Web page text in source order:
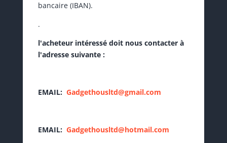
bancaire (IBAN).
.
l'acheteur intéressé doit nous contacter à
l'adresse suivante :
EMAIL: Gadgethousltd@gmail.com
EMAIL: Gadgethousltd@hotmail.com